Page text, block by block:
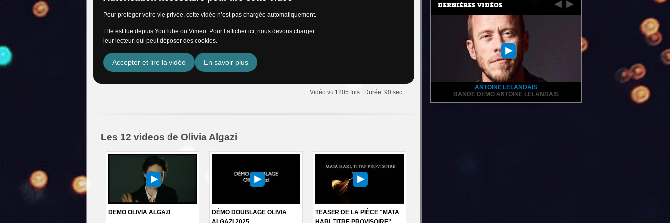
Pour protéger votre vie privée, cette vidéo n’est pas chargée automatiquement.
Elle est lue depuis YouTube ou Vimeo. Pour l’afficher ici, nous devons charger
leur lecteur, qui peut déposer des cookies.
Accepter et lire la vidéo En savoir plus
Vidéo vu 1205 fois | Durée: 90 sec
Les 12 videos de Olivia Algazi
DEMO OLIVIA ALGAZI
DÉMO DOUBLAGE OLIVIA
ALGAZI 2025
TEASER DE LA PIÈCE "MATA
HARI, TITRE PROVISOIRE"
DERNIÈRES VIDÉOS
ANTOINE LELANDAIS
BANDE DEMO ANTOINE LELANDAIS